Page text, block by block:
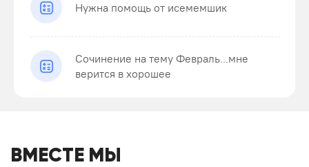
Нужна помощь от исемемшик
Сочинение на тему Февраль...мне
верится в хорошее
ВМЕСТЕ МЫ